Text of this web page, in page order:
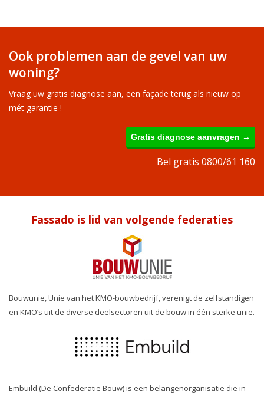
Ook problemen aan de gevel van uw
woning?
Vraag uw gratis diagnose aan, een façade terug als nieuw op
mét garantie !
Gratis diagnose aanvragen →
Bel gratis 0800/61 160
Fassado is lid van volgende federaties
Bouwunie, Unie van het KMO-bouwbedrijf, verenigt de zelfstandigen
en KMO’s uit de diverse deelsectoren uit de bouw in één sterke unie.
Embuild (De Confederatie Bouw) is een belangenorganisatie die in